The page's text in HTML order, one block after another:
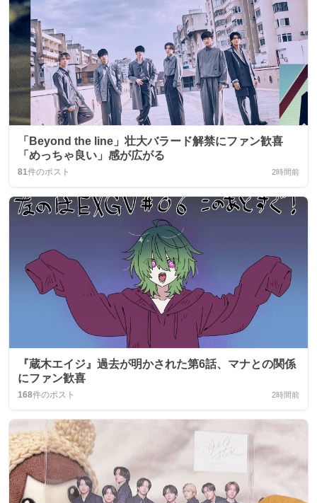
「Beyond the line」壮大バラード解禁にファン歓喜
「めっちゃ良い」感が広がる
81件のポスト 2時間前
『蔵木エイジ』過去が明かされた第6話、マナとの関係
にファン歓喜
168件のポスト 2時間前